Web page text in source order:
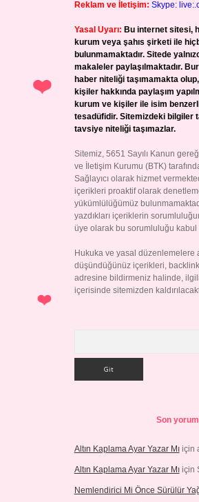
Reklam ve İletişim: Skype:
Yasal Uyarı: Bu internet sitesi,
kurum veya şahıs şirketi ile
bulunmamaktadır. Sitede
makaleler paylaşılmaktadır.
haber niteliği taşımamakta
kişiler hakkında paylaşım
kurum ve kişiler ile isim
tesadüfidir. Sitemizdeki bilgiler
tavsiye niteliği taşımazlar.
Sitemiz, 5651 Sayılı Kanun
ve İletişim Kurumu (BTK)
Sağlayıcı olarak hizmet
içerikleri proaktif olarak
yükümlülüğümüz
yazdıkları içeriklerin
üye olarak bu sorumluluğu kabul
Hukuka ve yasal düzenlemelere
düşündüğünüz içerikleri,
adresine bildirmeniz halinde,
içerisinde sitemizden
Son
Altın Kaplama Ayar Yazar Mıiçin
Altın Kaplama Ayar Yazar Mıiçin
Nemlendirici Mi Önce Sürülür